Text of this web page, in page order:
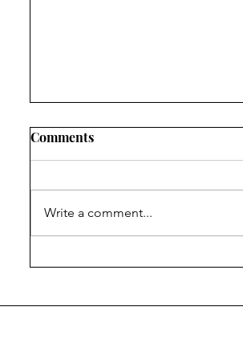
Comments
Write a comment...